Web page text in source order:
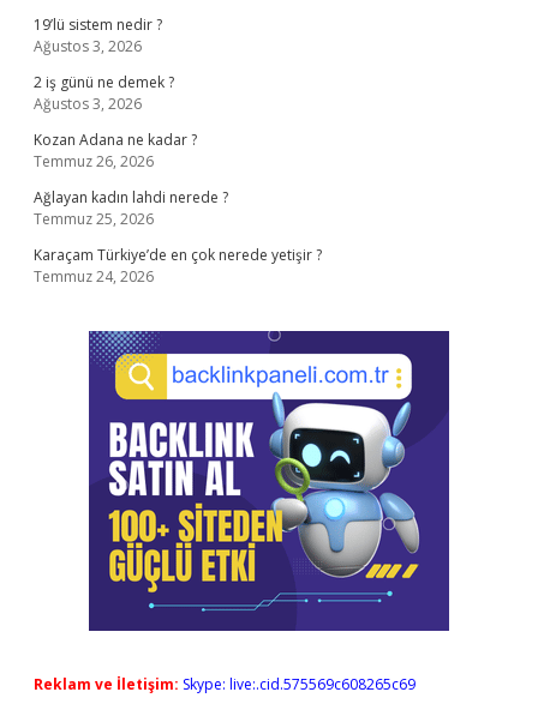
19’lü sistem nedir ?
Ağustos 3, 2026
2 iş günü ne demek ?
Ağustos 3, 2026
Kozan Adana ne kadar ?
Temmuz 26, 2026
Ağlayan kadın lahdi nerede ?
Temmuz 25, 2026
Karaçam Türkiye’de en çok nerede yetişir ?
Temmuz 24, 2026
Reklam ve İletişim: Skype: live:.cid.575569c608265c69